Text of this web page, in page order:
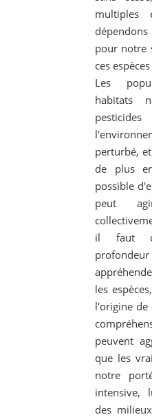
multiples
pour notre
ces
Les
habitats
perturbé,
de plus
possible
peut
il faut
les
l'origine de
peuvent
que les
notre
intensive,
des